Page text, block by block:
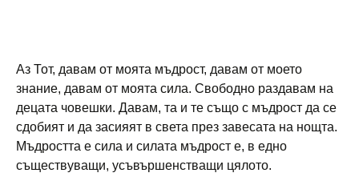
Аз Тот, давам от моята мъдрост, давам от моето
знание, давам от моята сила. Свободно раздавам на
децата човешки. Давам, та и те също с мъдрост да се
сдобият и да засияят в света през завесата на нощта.
Мъдростта е сила и силата мъдрост е, в едно
съществуващи, усъвършенстващи цялото.